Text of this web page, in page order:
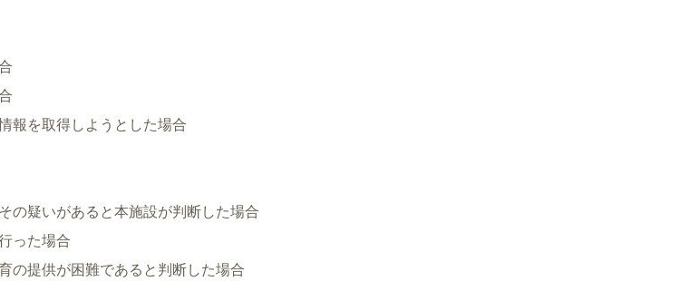
報を取得しようとした場合
の疑いがあると本施設が判断した場合
った場合
の提供が困難であると判断した場合